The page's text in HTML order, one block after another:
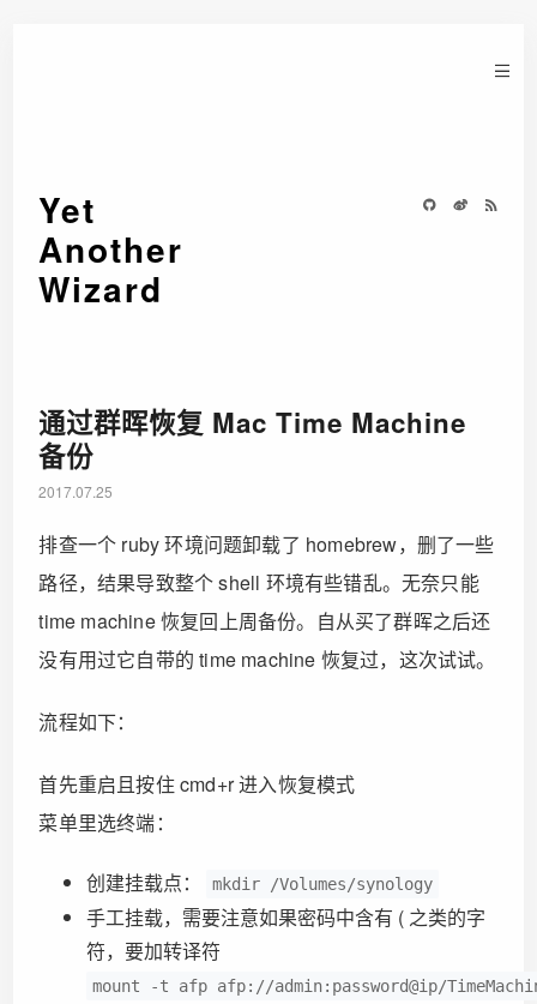
Yet
Another
Wizard
通过群晖恢复 Mac Time Machine
备份
2017.07.25
排查一个 ruby 环境问题卸载了 homebrew，删了一些
路径，结果导致整个 shell 环境有些错乱。无奈只能
time machine 恢复回上周备份。自从买了群晖之后还
没有用过它自带的 time machine 恢复过，这次试试。
流程如下：
首先重启且按住 cmd+r 进入恢复模式
菜单里选终端：
创建挂载点： mkdir /Volumes/synology
手工挂载，需要注意如果密码中含有 ( 之类的字
符，要加转译符
mount -t afp afp://admin:password@ip/